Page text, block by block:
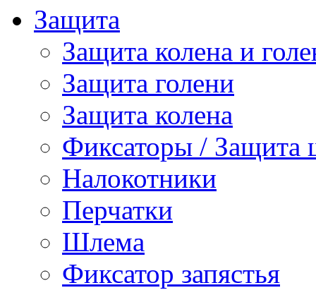
Защита
Защита колена и
Защита голени
Защита колена
Фиксаторы / Защита
Налокотники
Перчатки
Шлема
Фиксатор запястья